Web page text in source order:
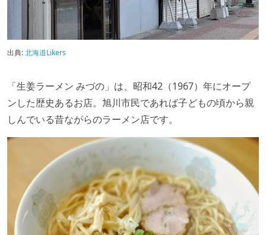
出典:北海道Likers
「生姜ラーメン みづの」は、昭和42（1967）年にオープ
ンした歴史あるお店。旭川市民であれば子どもの頃から親
しんでいる昔ながらのラーメン店です。